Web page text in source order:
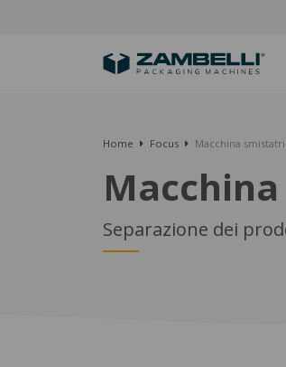
Home Focus Macchina
Separazione dei